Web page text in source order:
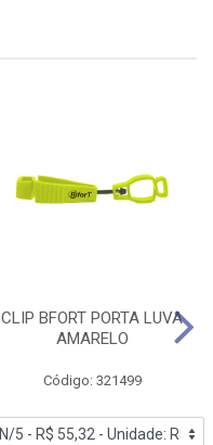
CLIP BFORT PORTA LUVA
AMARELO
Código: 321499